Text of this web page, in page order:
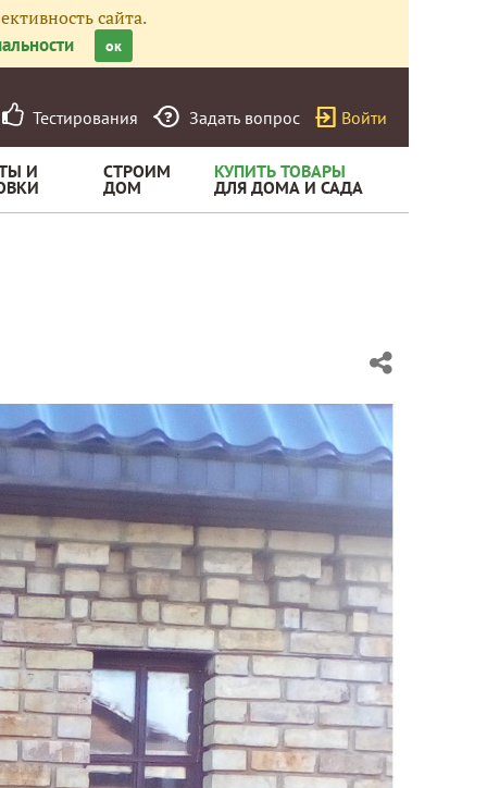
сайта.
ок
Тестирования Задать вопрос Войти
И СТРОИМ
ДОМ
КУПИТЬ ТОВАРЫ
ДЛЯ ДОМА И САДА